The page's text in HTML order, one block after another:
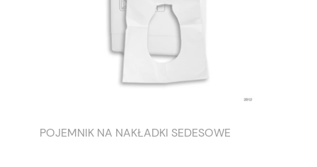
POJEMNIK NA NAKŁADKI SEDESOWE